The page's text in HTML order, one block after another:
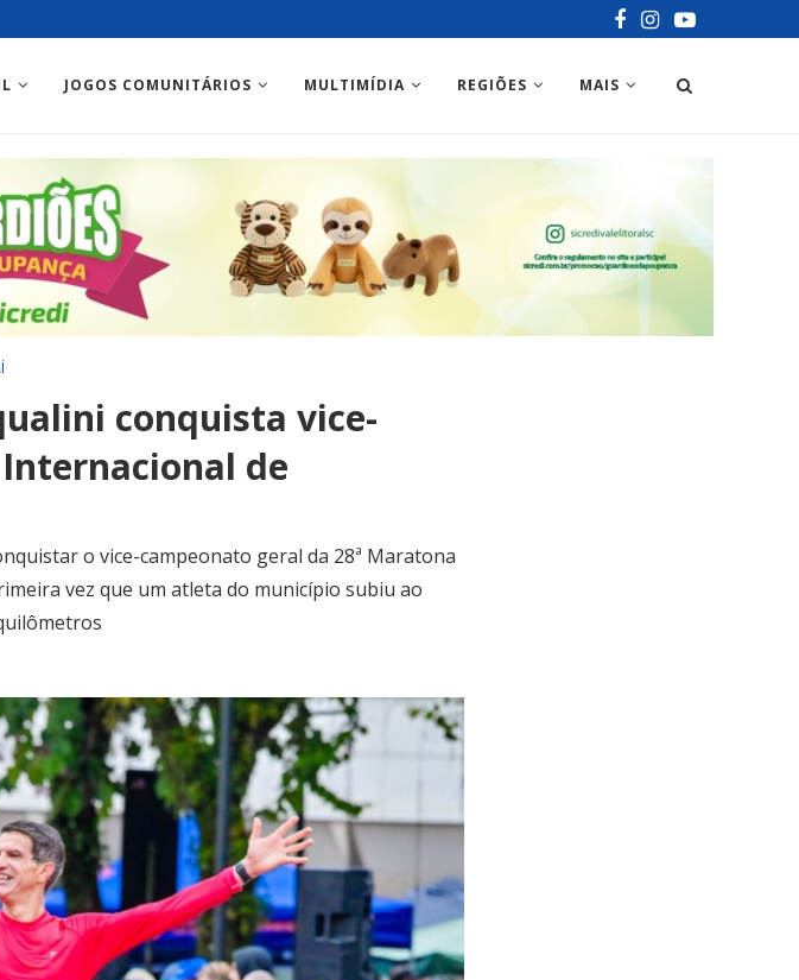
JOGOS COMUNITÁRIOS MULTIMÍDIA REGIÕES MAIS
conquista vice-
de
o vice-campeonato geral da 28ª Maratona
vez que um atleta do município subiu ao